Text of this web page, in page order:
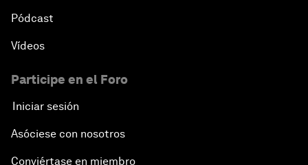
Pódcast
Vídeos
Participe en el Foro
Iniciar sesión
Asóciese con nosotros
Conviértase en miembro